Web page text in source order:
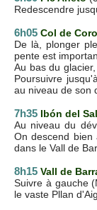
Redescendre
6h05 Col de
De là, plonger
pente est
Au bas du
Poursuivre
au niveau de son
7h35 Ibón del
Au niveau du
On descend bien
dans le Vall de
8h15 Vall de
Suivre à gauche
le vaste Pllan